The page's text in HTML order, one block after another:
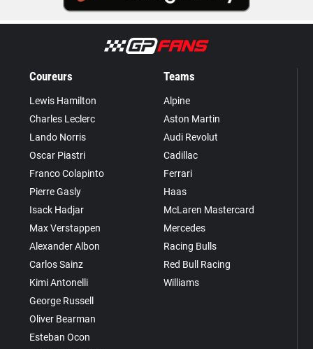
Coureurs
Lewis Hamilton
Charles Leclerc
Lando Norris
Oscar Piastri
Franco Colapinto
Pierre Gasly
Isack Hadjar
Max Verstappen
Alexander Albon
Carlos Sainz
Kimi Antonelli
George Russell
Oliver Bearman
Esteban Ocon
Teams
Alpine
Aston Martin
Audi Revolut
Cadillac
Ferrari
Haas
McLaren Mastercard
Mercedes
Racing Bulls
Red Bull Racing
Williams